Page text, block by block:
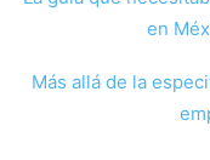
en
Más allá de la